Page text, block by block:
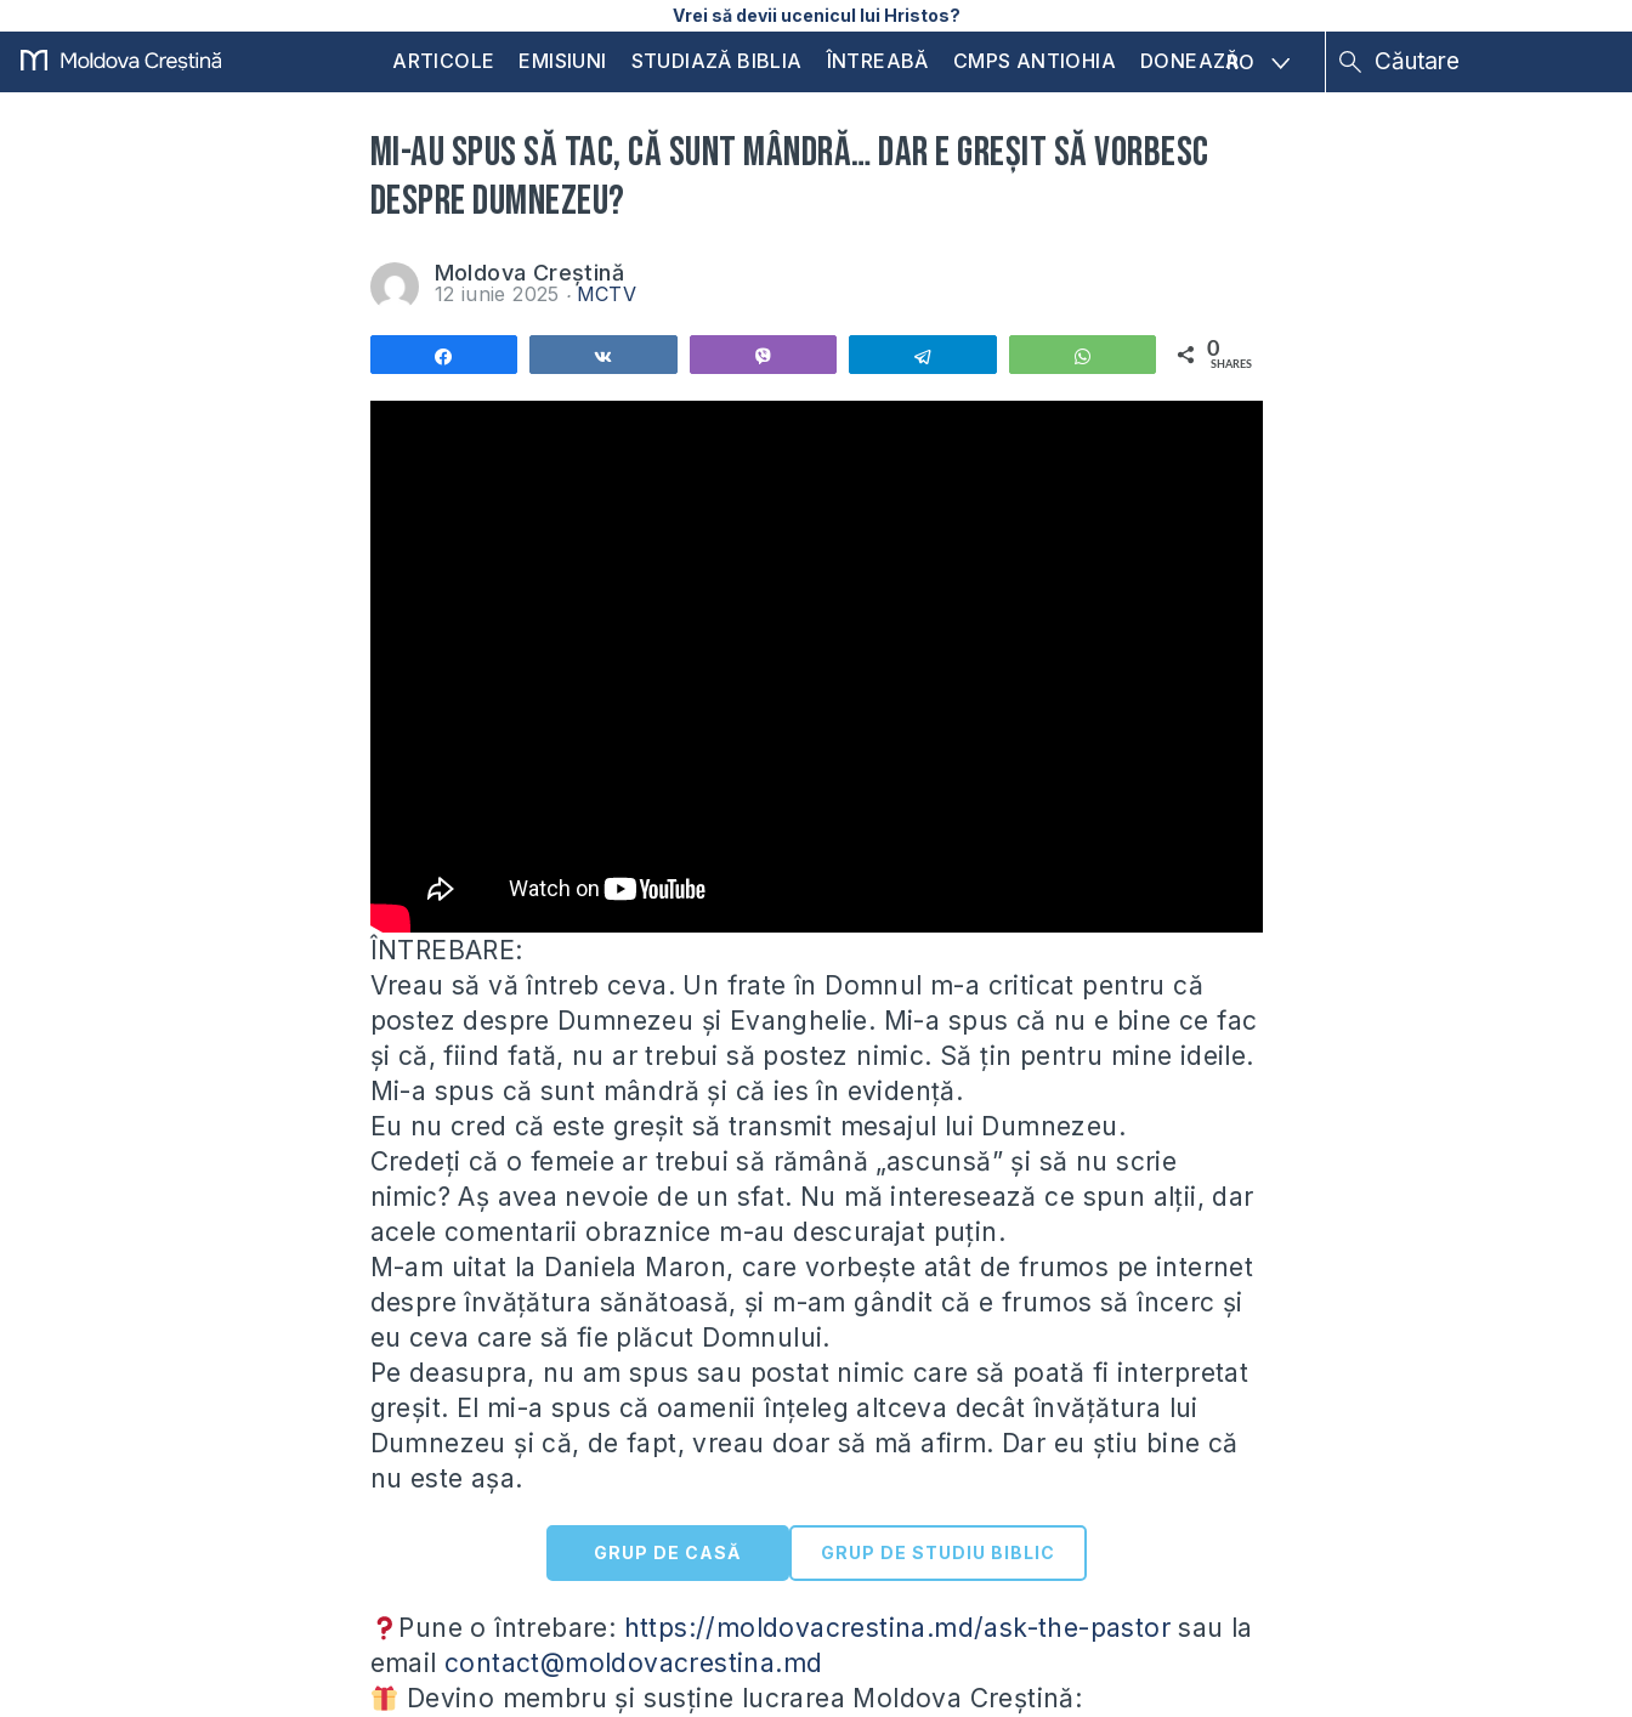
Vrei să devii ucenicul lui Hristos?
ARTICOLE EMISIUNI STUDIAZĂ BIBLIA ÎNTREABĂ CMPS ANTIOHIA DONEAZĂRO
Mi-au spus să tac, că sunt mândră… Dar e greșit să vorbesc
despre Dumnezeu?
Moldova Creștină
12 iunie 2025 MCTV
WhatsApp 0
SHARES
ÎNTREBARE:
Vreau să vă întreb ceva. Un frate în Domnul m-a criticat pentru că
postez despre Dumnezeu și Evanghelie. Mi-a spus că nu e bine ce fac
și că, fiind fată, nu ar trebui să postez nimic. Să țin pentru mine ideile.
Mi-a spus că sunt mândră și că ies în evidență.
Eu nu cred că este greșit să transmit mesajul lui Dumnezeu.
Credeți că o femeie ar trebui să rămână „ascunsă” și să nu scrie
nimic? Aș avea nevoie de un sfat. Nu mă interesează ce spun alții, dar
acele comentarii obraznice m-au descurajat puțin.
M-am uitat la Daniela Maron, care vorbește atât de frumos pe internet
despre învățătura sănătoasă, și m-am gândit că e frumos să încerc și
eu ceva care să fie plăcut Domnului.
Pe deasupra, nu am spus sau postat nimic care să poată fi interpretat
greșit. El mi-a spus că oamenii înțeleg altceva decât învățătura lui
Dumnezeu și că, de fapt, vreau doar să mă afirm. Dar eu știu bine că
nu este așa.
GRUP DE CASĂ GRUP DE STUDIU BIBLIC
Pune o întrebare: https://moldovacrestina.md/ask-the-pastor sau la
email contact@moldovacrestina.md
Devino membru și susține lucrarea Moldova Creștină: